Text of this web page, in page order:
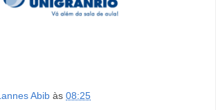
Abib às 08:25